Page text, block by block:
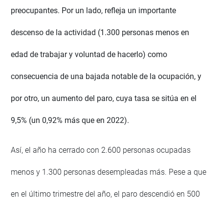
preocupantes. Por un lado, refleja un importante
descenso de la actividad (1.300 personas menos en
edad de trabajar y voluntad de hacerlo) como
consecuencia de una bajada notable de la ocupación, y
por otro, un aumento del paro, cuya tasa se sitúa en el
9,5% (un 0,92% más que en 2022).
Así, el año ha cerrado con 2.600 personas ocupadas
menos y 1.300 personas desempleadas más. Pese a que
en el último trimestre del año, el paro descendió en 500